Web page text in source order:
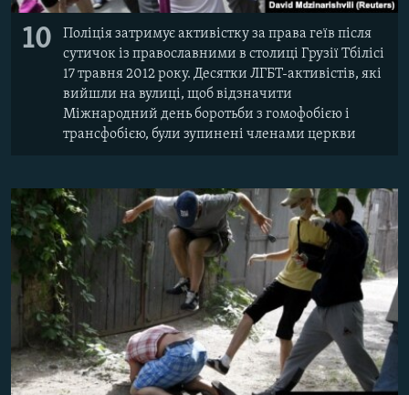
10
Поліція затримує активістку за права геїв після
сутичок із православними в столиці Грузії Тбілісі
17 травня 2012 року. Десятки ЛГБТ-активістів, які
вийшли на вулиці, щоб відзначити
Міжнародний день боротьби з гомофобією і
трансфобією, були зупинені членами церкви